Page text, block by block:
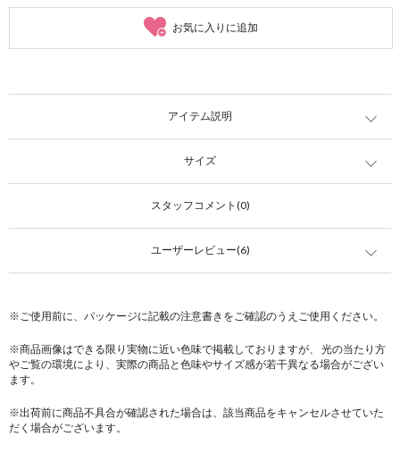
お気に入りに追加
アイテム説明
サイズ
スタッフコメント(0)
ユーザーレビュー(6)
※ご使用前に、パッケージに記載の注意書きをご確認のうえご使用ください。
※商品画像はできる限り実物に近い色味で掲載しておりますが、 光の当たり方
やご覧の環境により、実際の商品と色味やサイズ感が若干異なる場合がござい
ます。
※出荷前に商品不具合が確認された場合は、該当商品をキャンセルさせていた
だく場合がございます。